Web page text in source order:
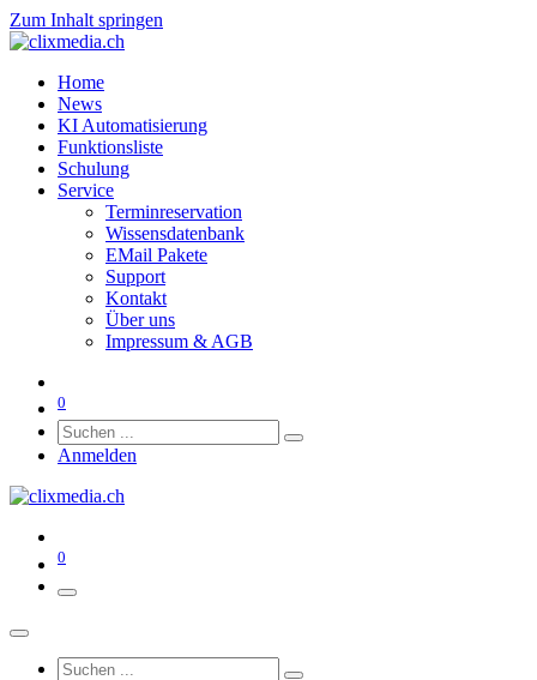
Zum Inhalt springen
Home
News
KI Automatisierung
Funktionsliste
Schulung
Service
Terminreservation
Wissensdatenbank
EMail Pakete
Support
Kontakt
Über uns
Impressum & AGB
0
Anmelden
0